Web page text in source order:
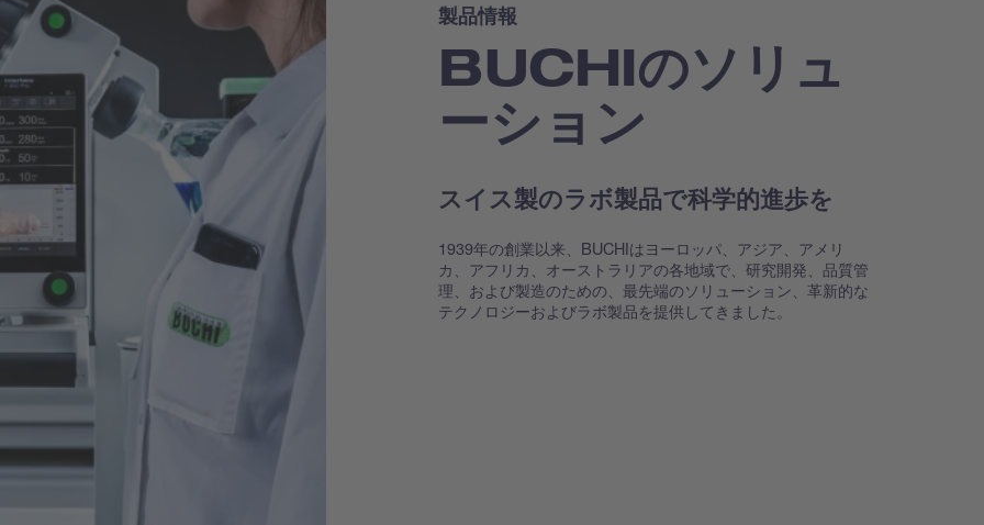
製品情報
BUCHIのソリュ
ーション
スイス製のラボ製品で科学的進歩を
1939年の創業以来、BUCHIはヨーロッパ、アジア、アメリ
カ、アフリカ、オーストラリアの各地域で、研究開発、品質管
理、および製造のための、最先端のソリューション、革新的な
テクノロジーおよびラボ製品を提供してきました。